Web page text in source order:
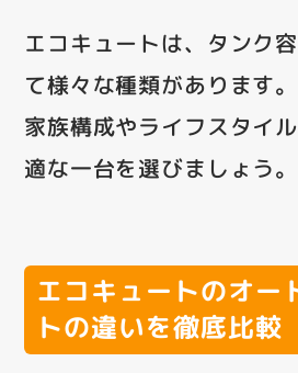
エコキュートは、タンク
て様々な種類があります。
家族構成やライフスタイ
適な一台を選びましょう。
エコキュートのオー
トの違いを徹底比較